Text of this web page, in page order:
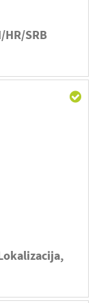
SRB